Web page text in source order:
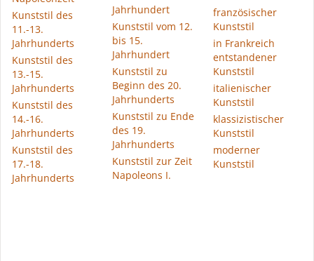
Kunststil des
11.-13.
Jahrhunderts
Kunststil des
13.-15.
Jahrhunderts
Kunststil des
14.-16.
Jahrhunderts
Kunststil des
17.-18.
Jahrhunderts
Jahrhundert
Kunststil vom 12.
bis 15.
Jahrhundert
Kunststil zu
Beginn des 20.
Jahrhunderts
Kunststil zu Ende
des 19.
Jahrhunderts
Kunststil zur Zeit
Napoleons I.
französischer
Kunststil
in Frankreich
entstandener
Kunststil
italienischer
Kunststil
klassizistischer
Kunststil
moderner
Kunststil